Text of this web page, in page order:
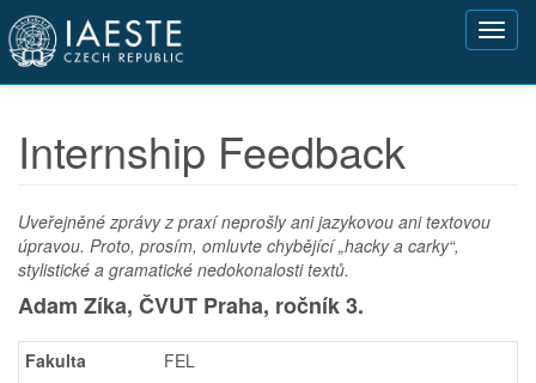
Přejít
hlavnímu
obsahu
Internship Feedback
Uveřejněné zprávy z praxí neprošly ani jazykovou ani textovou
úpravou. Proto, prosím, omluvte chybějící „hacky a carky“,
stylistické a gramatické nedokonalosti textů.
Adam Zíka, ČVUT Praha, ročník 3.
Fakulta
FEL